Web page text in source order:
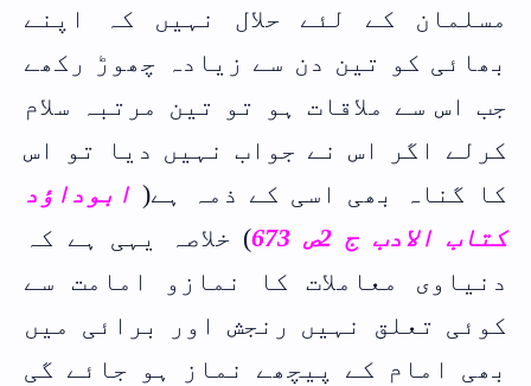
مسلمان کے لئے حلال نہیں کہ اپنے
بھائی کو تین دن سے زیادہ چھوڑ رکھے
جب اس سے ملاقات ہو تو تین مرتبہ سلام
کرلے اگر اس نے جواب نہیں دیا تو اس
کا گناہ بھی اسی کے ذمہ ہے( ابوداٶد
کتاب الادب ج 2ص 673
) خلاصہ یہی ہے کہ
دنیاوی معاملات کا نمازو امامت سے
کوئی تعلق نہیں رنجش اور برائی میں
بھی امام کے پیچھے نماز ہو جائے گی